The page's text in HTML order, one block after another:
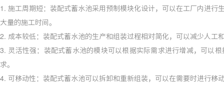
1. 施工周期短：装配式蓄水池采用预制模块化设计，可以在工厂内进行
大量的施工时间。
2. 成本较低：装配式蓄水池的生产和组装过程相对简化，可以减少人工
3. 灵活性强：装配式蓄水池的模块可以根据实际需求进行增减，可以
求。
4. 可移动性：装配式蓄水池可以拆卸和重新组装，可以在需要时进行移